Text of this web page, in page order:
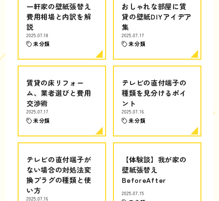
一軒家の壁紙張替え
費用相場と内訳を解
説
2025.07.18
未分類
おしゃれな部屋に賃
貸の壁紙DIYアイデア
集
2025.07.17
未分類
賃貸の床リフォー
ム、業者選びと費用
交渉術
2025.07.17
未分類
テレビの直付端子の
種類を見分けるポイ
ント
2025.07.16
未分類
テレビの直付端子が
ない場合の対処法変
換プラグの種類と使
い方
2025.07.16
【体験談】我が家の
壁紙張替え
BeforeAfter
2025.07.15